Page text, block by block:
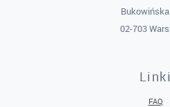
Bukowińska
02-703
Linki
FAQ